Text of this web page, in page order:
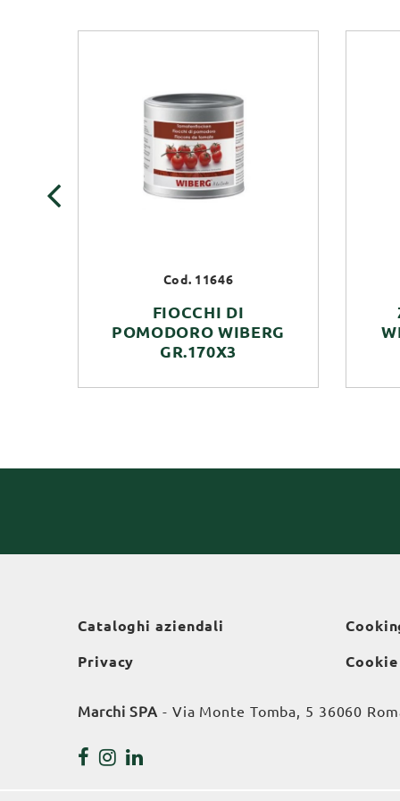
Cod. 11646
FIOCCHI DI
POMODORO WIBERG
GR.170X3
Cataloghi aziendali
Privacy
Marchi SPA - Via Monte Tomba, 5 36060